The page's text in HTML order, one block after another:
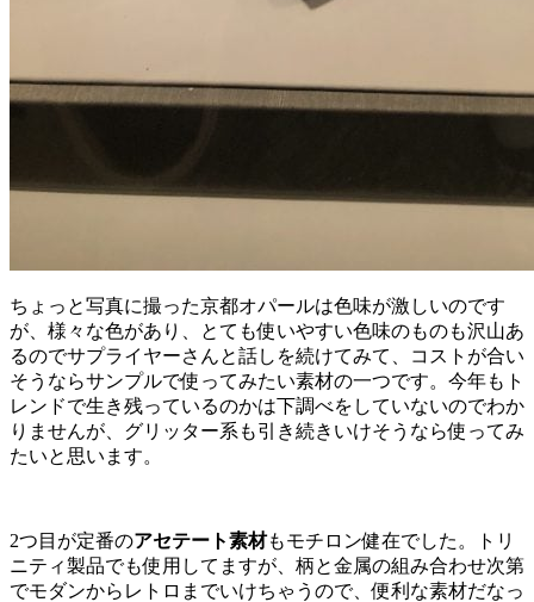
ちょっと写真に撮った京都オパールは色味が激しいのです
が、様々な色があり、とても使いやすい色味のものも沢山あ
るのでサプライヤーさんと話しを続けてみて、コストが合い
そうならサンプルで使ってみたい素材の一つです。今年もト
レンドで生き残っているのかは下調べをしていないのでわか
りませんが、グリッター系も引き続きいけそうなら使ってみ
たいと思います。
2つ目が定番のアセテート素材もモチロン健在でした。トリ
ニティ製品でも使用してますが、柄と金属の組み合わせ次第
でモダンからレトロまでいけちゃうので、便利な素材だなっ